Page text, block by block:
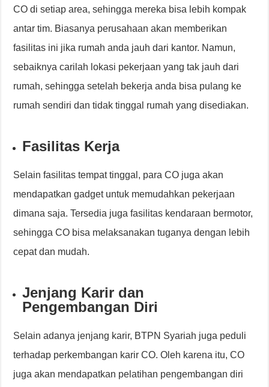
CO di setiap area, sehingga mereka bisa lebih kompak
antar tim. Biasanya perusahaan akan memberikan
fasilitas ini jika rumah anda jauh dari kantor. Namun,
sebaiknya carilah lokasi pekerjaan yang tak jauh dari
rumah, sehingga setelah bekerja anda bisa pulang ke
rumah sendiri dan tidak tinggal rumah yang disediakan.
Fasilitas Kerja
Selain fasilitas tempat tinggal, para CO juga akan
mendapatkan gadget untuk memudahkan pekerjaan
dimana saja. Tersedia juga fasilitas kendaraan bermotor,
sehingga CO bisa melaksanakan tuganya dengan lebih
cepat dan mudah.
Jenjang Karir dan
Pengembangan Diri
Selain adanya jenjang karir, BTPN Syariah juga peduli
terhadap perkembangan karir CO. Oleh karena itu, CO
juga akan mendapatkan pelatihan pengembangan diri